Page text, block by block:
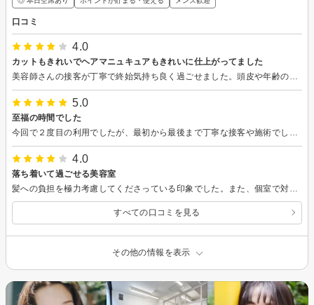
口コミ
4.0
カットもきれいでヘアマニュキュアもきれいに仕上がってました
5.0
至福の時間でした
4.0
落ち着いて過ごせる美容室
すべての口コミを見る
その他の情報を表示